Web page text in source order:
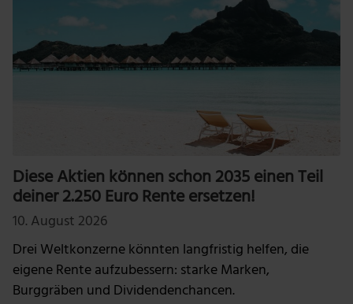
Diese Aktien können schon 2035 einen Teil
deiner 2.250 Euro Rente ersetzen!
10. August 2026
Drei Weltkonzerne könnten langfristig helfen, die
eigene Rente aufzubessern: starke Marken,
Burggräben und Dividendenchancen.